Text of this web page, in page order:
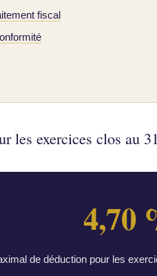
fiscal
les exercices clos au
4,70
de déduction pour les